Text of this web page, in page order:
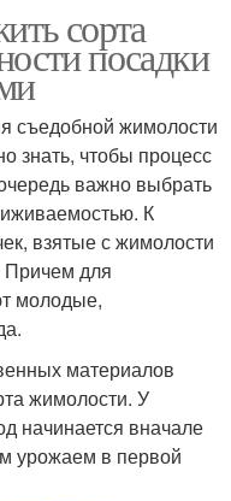
сорта
посадки
съедобной жимолости
знать, чтобы процесс
важно выбрать
К
взятые с жимолости
для
молодые,
материалов
жимолости. У
начинается вначале
урожаем в первой